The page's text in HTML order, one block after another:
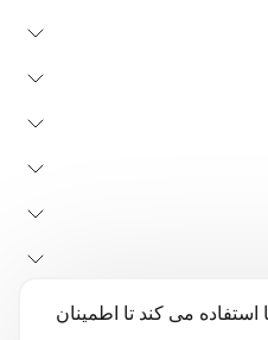
می کند تا اطمینان